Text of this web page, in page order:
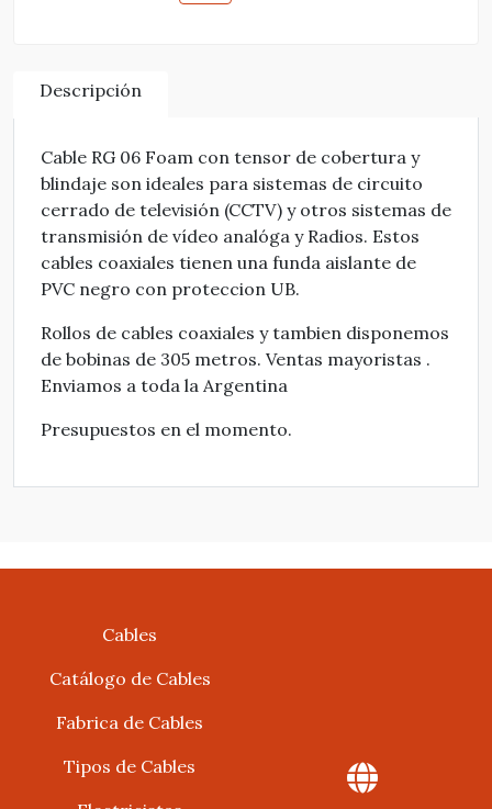
Descripción
Cable RG 06 Foam con tensor de cobertura y
blindaje son ideales para sistemas de circuito
cerrado de televisión (CCTV) y otros sistemas de
transmisión de vídeo analóga y Radios. Estos
cables coaxiales tienen una funda aislante de
PVC negro con proteccion UB.
Rollos de cables coaxiales y tambien disponemos
de bobinas de 305 metros. Ventas mayoristas .
Enviamos a toda la Argentina
Presupuestos en el momento.
Cables
Catálogo de Cables
Fabrica de Cables
Tipos de Cables